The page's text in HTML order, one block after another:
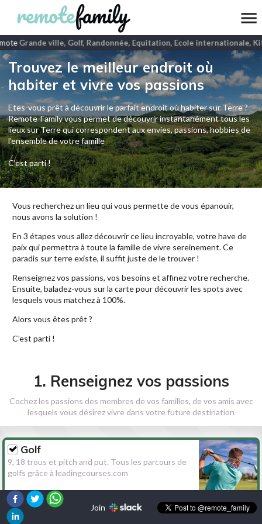
Grande ville, Golf, Randonnée, Equitation, Ecole internationale,
Trouvez le meilleur endroit où
habiter et vivre vos passions
Etes-vous prêt à découvrir le parfait endroit où habiter sur Terre ?
Remote-Family vous permet de découvrir instantanément tous les
lieux sur Terre qui correspondent aux envies, passions, hobbies de
l’ensemble de votre famille
C'est parti !
Vous recherchez un lieu qui vous permette de vous épanouir,
nous avons la solution !
En 3 étapes vous allez découvrir ce lieu incroyable, votre have de
paix qui permettra à toute la famille de vivre sereinement. Ce
paradis sur terre existe, il suffit juste de le trouver !
Renseignez vos passions, vos besoins et affinez votre recherche.
Ensuite, baladez-vous sur la carte pour découvrir les spots avec
lesquels vous matchez à 100%.
Alors vous êtes prêt ?
C’est parti !
1. Renseignez vos passions
Cochez les passions des membres de vos familles, de vos amis avec
lesquels vous désirez vivre dans votre future destination
Golf
9, 18 trous et pitch and put. Tous les parcours de
golfs grâce à leadingcourses.com
Randonnée
Join